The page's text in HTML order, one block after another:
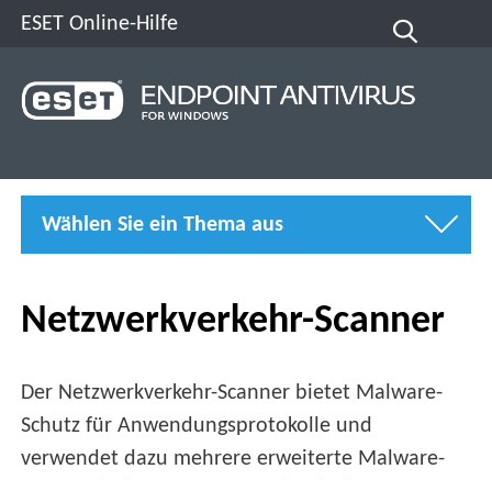
ESET Online-Hilfe
Wählen Sie ein Thema aus
Netzwerkverkehr-Scanner
Der Netzwerkverkehr-Scanner bietet Malware-
Schutz für Anwendungsprotokolle und
verwendet dazu mehrere erweiterte Malware-